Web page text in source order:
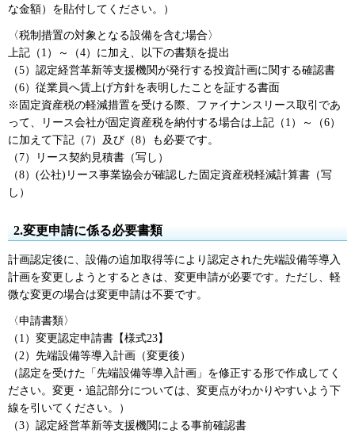
な金額）を貼付してください。）
〈税制措置の対象となる設備を含む場合〉
上記（1）～（4）に加え、以下の書類を提出
（5）認定経営革新等支援機関が発行する投資計画に関する確認書
（6）従業員へ賃上げ方針を表明したことを証する書面
※固定資産税の軽減措置を受ける際、ファイナンスリース取引であ
って、リース会社が固定資産税を納付する場合は上記（1）～（6）
に加えて下記（7）及び（8）も必要です。
（7）リース契約見積書（写し）
（8）(公社)リース事業協会が確認した固定資産税軽減計算書（写
し）
2.変更申請に係る必要書類
計画認定後に、設備の追加取得等により認定された先端設備等導入
計画を変更しようとするときは、変更申請が必要です。ただし、軽
微な変更の場合は変更申請は不要です。
〈申請書類〉
（1）変更認定申請書【様式23】
（2）先端設備等導入計画（変更後）
（認定を受けた「先端設備等導入計画」を修正する形で作成してく
ださい。変更・追記部分については、変更点がわかりやすいよう下
線を引いてください。）
（3）認定経営革新等支援機関による事前確認書